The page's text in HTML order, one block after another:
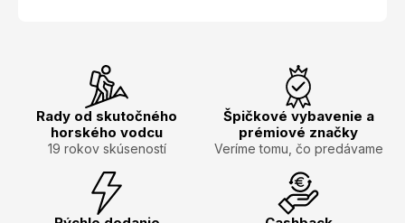
Rady od skutočného
horského vodcu
19 rokov skúseností
Špičkové vybavenie a
prémiové značky
Veríme tomu, čo predávame